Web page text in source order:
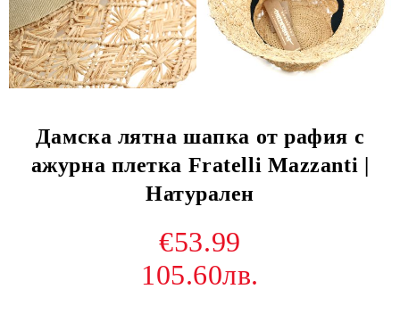
Дамска лятна шапка от рафия с
ажурна плетка Fratelli Mazzanti |
Натурален
€53.99
105.60лв.